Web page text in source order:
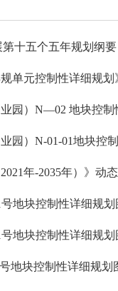
十五个五年规划纲要
单元控制性详细规划
园）N—02 地块控
园）N-01-01地块控
地块控制性详细规
地块控制性详细规
地块控制性详细规